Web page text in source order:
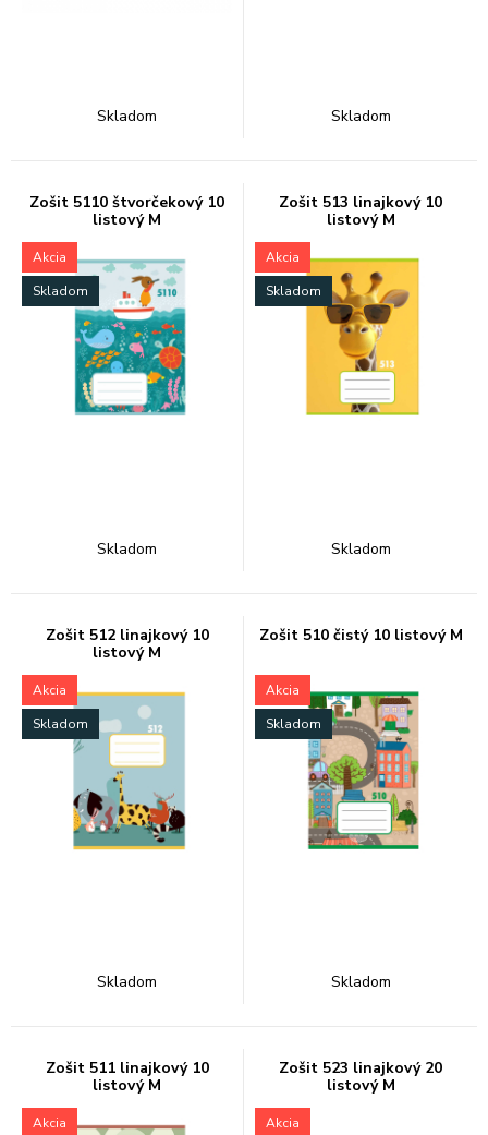
Skladom Skladom
Zošit 5110 štvorčekový 10
listový M
Akcia
Skladom
Skladom
Zošit 513 linajkový 10
listový M
Akcia
Skladom
Skladom
Zošit 512 linajkový 10
listový M
Akcia
Skladom
Skladom
Zošit 510 čistý 10 listový M
Akcia
Skladom
Skladom
Zošit 511 linajkový 10
listový M
Akcia
Zošit 523 linajkový 20
listový M
Akcia